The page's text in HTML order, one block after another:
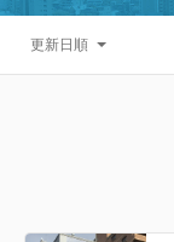
更新日順